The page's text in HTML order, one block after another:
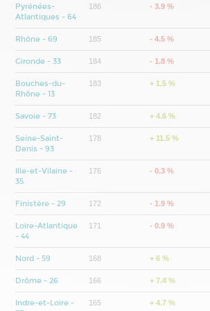
Pyrénées-
Atlantiques - 64
186 - 3.9 %
Rhône - 69 185 - 4.5 %
Gironde - 33 184 - 1.8 %
Bouches-du-
Rhône - 13
183 + 1.5 %
Savoie - 73 182 + 4.6 %
Seine-Saint-
Denis - 93
178 + 11.5 %
Ille-et-Vilaine -
35
176 - 0.3 %
Finistère - 29 172 - 1.9 %
Loire-Atlantique
- 44
171 - 0.9 %
Nord - 59 168 + 6 %
Drôme - 26 166 + 7.4 %
Indre-et-Loire -
165 + 4.7 %